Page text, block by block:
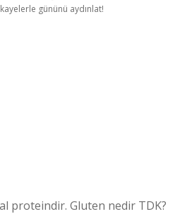
gününü aydınlat!
proteindir. Gluten nedir TDK?